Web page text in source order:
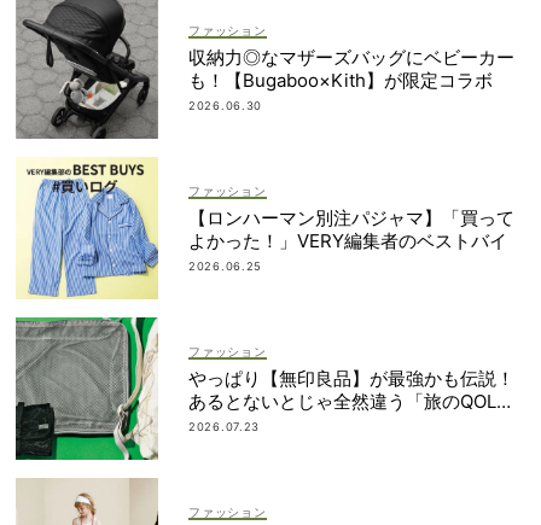
ファッション
収納力◎なマザーズバッグにベビーカー
も！【Bugaboo×Kith】が限定コラボ
2026.06.30
ファッション
【ロンハーマン別注パジャマ】「買って
よかった！」VERY編集者のベストバイ
2026.06.25
ファッション
やっぱり【無印良品】が最強かも伝説！
あるとないとじゃ全然違う「旅のQOL爆
上げアイテム」
2026.07.23
ファッション